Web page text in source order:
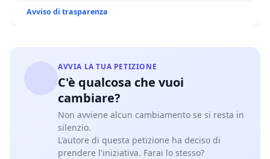
Avviso di trasparenza
AVVIA LA TUA PETIZIONE
C'è qualcosa che vuoi
cambiare?
Non avviene alcun cambiamento se si resta in
silenzio.
L'autore di questa petizione ha deciso di
prendere l'iniziativa. Farai lo stesso?